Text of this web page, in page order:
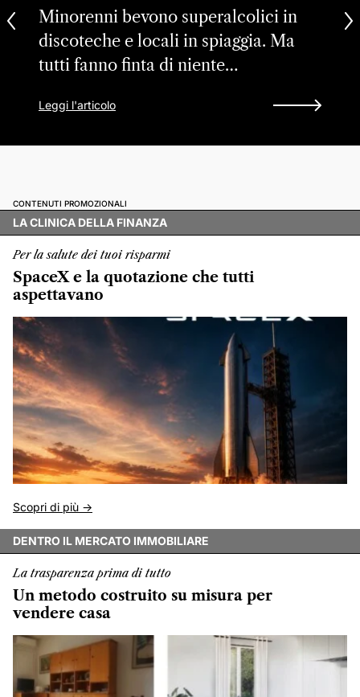
Minorenni bevono superalcolici in
discoteche e locali in spiaggia. Ma
tutti fanno finta di niente…
Leggi l'articolo
CONTENUTI PROMOZIONALI
LA CLINICA DELLA FINANZA
Per la salute dei tuoi risparmi
SpaceX e la quotazione che tutti
aspettavano
Scopri di più ->
DENTRO IL MERCATO IMMOBILIARE
La trasparenza prima di tutto
Un metodo costruito su misura per
vendere casa